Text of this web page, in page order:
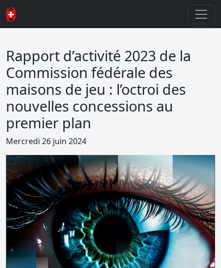
Rapport d’activité 2023 de la
Commission fédérale des
maisons de jeu : l’octroi des
nouvelles concessions au
premier plan
Mercredi 26 juin 2024